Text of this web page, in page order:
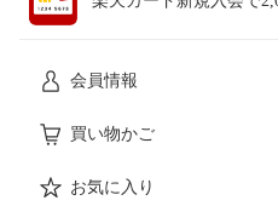
会員情報
買い物かご
お気に入り